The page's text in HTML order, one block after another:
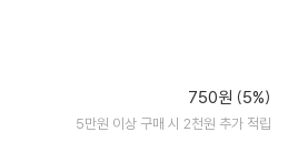
750원 (5%)
5만원 이상 구매 시 2천원 추가 적립